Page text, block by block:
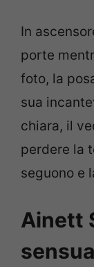
In
porte
foto, la
sua
chiara, il
perdere la
seguono e
Ainett